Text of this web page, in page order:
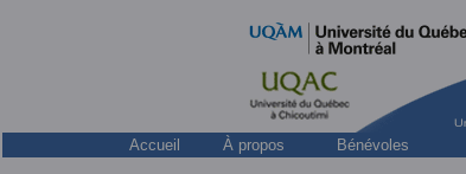
Accueil À propos Bénévoles